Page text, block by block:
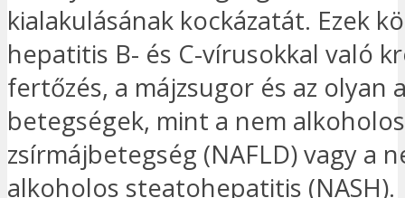
kialakulásának kockázatát. Ezek
hepatitis B- és C-vírusokkal való
fertőzés, a májzsugor és az olyan
betegségek, mint a nem alkoholos
zsírmájbetegség (NAFLD) vagy a
alkoholos steatohepatitis (NASH).